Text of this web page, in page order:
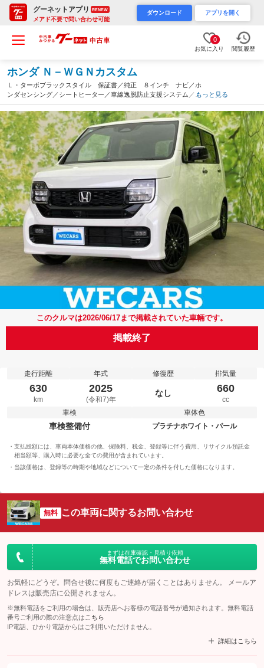
グーネットアプリ RENEW
メアド不要で問い合わせ可能
ダウンロード アプリを開く
0
お気に入り 閲覧履歴
ホンダ Ｎ－ＷＧＮカスタム
Ｌ・ターボブラックスタイル 保証書／純正 ８インチ ナビ／ホ
ンダセンシング／シートヒーター／車線逸脱防止支援システム／ヘ
ッドランプ ＬＥＤ／ＥＢＤ付ＡＢＳ／横滑り防止装置／アイドリ
ングストップ／クルーズコントロール（群馬県）
もっと見る
このクルマは2026/06/17まで掲載されていた車輛です。
掲載終了
走行距離
630
km
年式
2025
(令和7)年
修復歴
なし
排気量
660
cc
車検
車検整備付
車体色
プラチナホワイト・パール
支払総額には、車両本体価格の他、保険料、税金、登録等に伴う費用、リサイクル預託金
相当額等、購入時に必要な全ての費用が含まれています。
当該価格は、登録等の時期や地域などについて一定の条件を付した価格になります。
無料 この車両に関するお問い合わせ
まずは在庫確認・見積り依頼
無料電話でお問い合わせ
お気軽にどうぞ。問合せ後に何度もご連絡が届くことはありません。 メールア
ドレスは販売店に公開されません。
※無料電話をご利用の場合は、販売店へお客様の電話番号が通知されます。無料電話
番号ご利用の際の注意点は こちら
IP電話、ひかり電話からはご利用いただけません。
詳細はこちら